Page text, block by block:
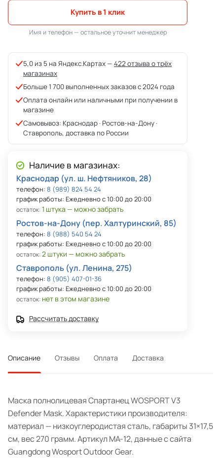
Купить в 1 клик
Имя и телефон — остальное уточнит менеджер
5,0 из 5 на Яндекс.Картах — 422 отзыва о трёх
магазинах
Больше 1 700 выполненных заказов с 2024 года
Оплата онлайн или наличными при получении в
магазине
Самовывоз: Краснодар · Ростов-на-Дону ·
Ставрополь, доставка по России
Наличие в магазинах:
Краснодар (ул. ш. Нефтяников, 28)
телефон: 8 (989) 824 54 24
график работы: Ежедневно с 10:00 до 20:00
остаток:1 штука — можно забрать
Ростов-на-Дону (пер. Халтуринский, 85)
телефон: 8 (988) 540 54 24
график работы: Ежедневно с 10:00 до 20:00
остаток:2 штуки — можно забрать
Ставрополь (ул. Ленина, 275)
телефон: 8 (905) 407-01-36
график работы: Ежедневно с 10:00 до 20:00
остаток: нет в этом магазине
Рассчитать доставку
Описание Отзывы Оплата Доставка
Маска полнолицевая Спартанец WOSPORT V3
Defender Mask. Характеристики производителя:
материал — низкоуглеродистая сталь, габариты 31×17,5
см, вес 270 грамм. Артикул MA-12, данные с сайта
Guangdong Wosport Outdoor Gear.